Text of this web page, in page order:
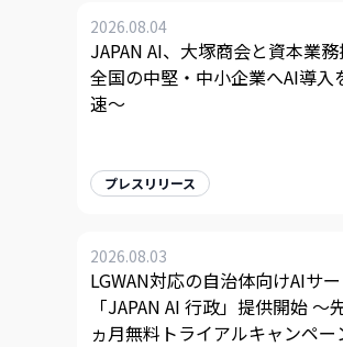
2026.08.04
JAPAN AI、大塚商会と資本業
全国の中堅・中小企業へAI導入
速〜
プレスリリース
2026.08.03
LGWAN対応の自治体向けAIサ
「JAPAN AI 行政」提供開始 〜
ヵ月無料トライアルキャンペー